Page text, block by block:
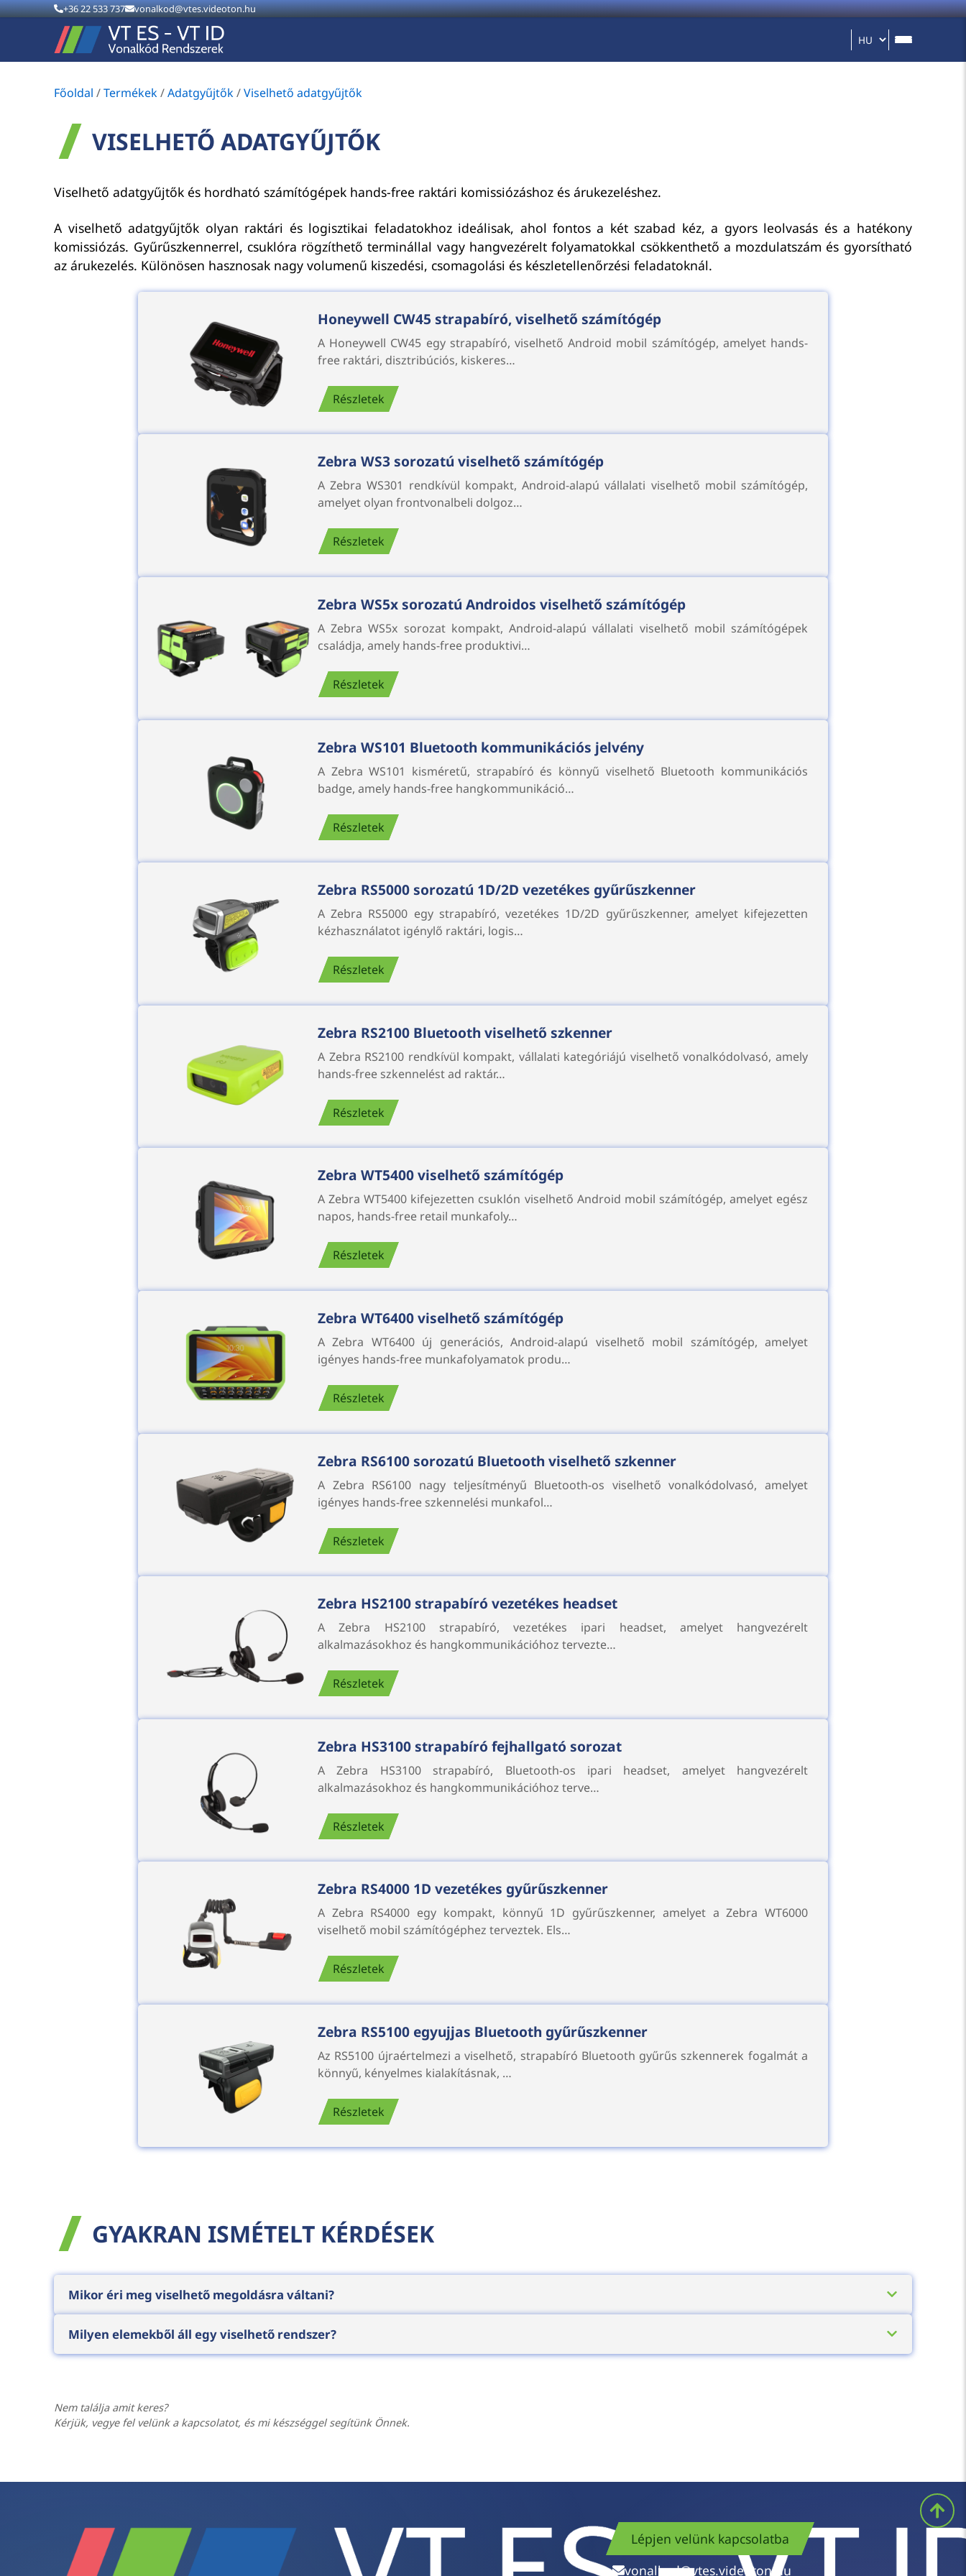
+36 22 533 737 vonalkod@vtes.videoton.hu
Főoldal /Termékek/Adatgyűjtők/Viselhető adatgyűjtők
VISELHETŐ ADATGYŰJTŐK
Viselhető adatgyűjtők és hordható számítógépek hands-free raktári komissiózáshoz és árukezeléshez.
A viselhető adatgyűjtők olyan raktári és logisztikai feladatokhoz ideálisak, ahol fontos a két szabad kéz, a gyors leolvasás és a hatékony
komissiózás. Gyűrűszkennerrel, csuklóra rögzíthető terminállal vagy hangvezérelt folyamatokkal csökkenthető a mozdulatszám és gyorsítható
az árukezelés. Különösen hasznosak nagy volumenű kiszedési, csomagolási és készletellenőrzési feladatoknál.
Honeywell CW45 strapabíró, viselhető számítógép
A Honeywell CW45 egy strapabíró, viselhető Android mobil számítógép, amelyet hands-
free raktári, disztribúciós, kiskeres…
Részletek
Zebra WS3 sorozatú viselhető számítógép
A Zebra WS301 rendkívül kompakt, Android-alapú vállalati viselhető mobil számítógép,
amelyet olyan frontvonalbeli dolgoz…
Részletek
Zebra WS5x sorozatú Androidos viselhető számítógép
A Zebra WS5x sorozat kompakt, Android-alapú vállalati viselhető mobil számítógépek
családja, amely hands-free produktivi…
Részletek
Zebra WS101 Bluetooth kommunikációs jelvény
A Zebra WS101 kisméretű, strapabíró és könnyű viselhető Bluetooth kommunikációs
badge, amely hands-free hangkommunikáció…
Részletek
Zebra RS5000 sorozatú 1D/2D vezetékes gyűrűszkenner
A Zebra RS5000 egy strapabíró, vezetékes 1D/2D gyűrűszkenner, amelyet kifejezetten
kézhasználatot igénylő raktári, logis…
Részletek
Zebra RS2100 Bluetooth viselhető szkenner
A Zebra RS2100 rendkívül kompakt, vállalati kategóriájú viselhető vonalkódolvasó, amely
hands-free szkennelést ad raktár…
Részletek
Zebra WT5400 viselhető számítógép
A Zebra WT5400 kifejezetten csuklón viselhető Android mobil számítógép, amelyet egész
napos, hands-free retail munkafoly…
Részletek
Zebra WT6400 viselhető számítógép
A Zebra WT6400 új generációs, Android-alapú viselhető mobil számítógép, amelyet
igényes hands-free munkafolyamatok produ…
Részletek
Zebra RS6100 sorozatú Bluetooth viselhető szkenner
A Zebra RS6100 nagy teljesítményű Bluetooth-os viselhető vonalkódolvasó, amelyet
igényes hands-free szkennelési munkafol…
Részletek
Zebra HS2100 strapabíró vezetékes headset
A Zebra HS2100 strapabíró, vezetékes ipari headset, amelyet hangvezérelt
alkalmazásokhoz és hangkommunikációhoz tervezte…
Részletek
Zebra HS3100 strapabíró fejhallgató sorozat
A Zebra HS3100 strapabíró, Bluetooth-os ipari headset, amelyet hangvezérelt
alkalmazásokhoz és hangkommunikációhoz terve…
Részletek
Zebra RS4000 1D vezetékes gyűrűszkenner
A Zebra RS4000 egy kompakt, könnyű 1D gyűrűszkenner, amelyet a Zebra WT6000
viselhető mobil számítógéphez terveztek. Els…
Részletek
Zebra RS5100 egyujjas Bluetooth gyűrűszkenner
Az RS5100 újraértelmezi a viselhető, strapabíró Bluetooth gyűrűs szkennerek fogalmát a
könnyű, kényelmes kialakításnak, …
Részletek
GYAKRAN ISMÉTELT KÉRDÉSEK
Mikor éri meg viselhető megoldásra váltani?
szortírozás. A kézszabad munkavégzés eszközfelvétel-letevés nélkül zajlik, ami műszakonként több ezer mozdulatot takarít meg, és
jellemzően a hibaarányt is csökkenti.
Milyen elemekből áll egy viselhető rendszer?
Jellemzően egy karra rögzíthető mobil számítógépből és egy hozzá Bluetooth-on párosított gyűrű- vagy kézfejolvasóból áll; hangvezérelt
Nem találja amit keres?
Kérjük, vegye fel velünk a kapcsolatot, és mi készséggel segítünk Önnek.
Lépjen velünk kapcsolatba
vonalkod@vtes.videoton.hu